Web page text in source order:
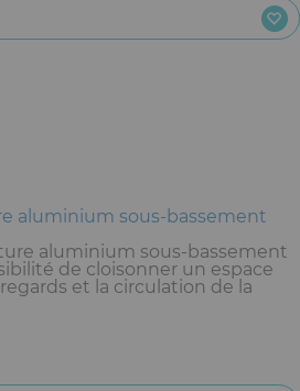
aluminium sous-bassement
aluminium sous-bassement
de cloisonner un espace
et la circulation de la